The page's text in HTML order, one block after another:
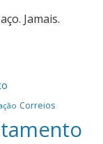
Jamais.
Correios